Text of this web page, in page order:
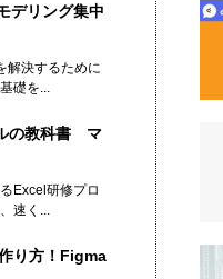
デリング集中
解決するために
礎を...
の教科書 マ
Excel研修プロ
速く...
り方！Figma